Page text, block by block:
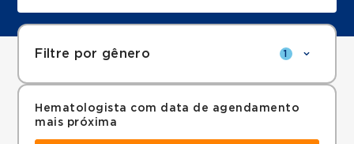
Filtre por gênero 1
Hematologista com data de agendamento
mais próxima